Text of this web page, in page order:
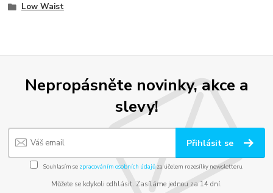
Low Waist
Nepropásněte novinky, akce a
slevy!
Přihlásit se
Souhlasím se zpracováním osobních údajůza účelem rozesílky newsletteru.
Můžete se kdykoli odhlásit. Zasíláme jednou za 14 dní.